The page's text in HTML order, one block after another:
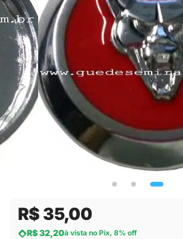
R$ 35,00
R$ 32,20à vista no Pix, 8% off